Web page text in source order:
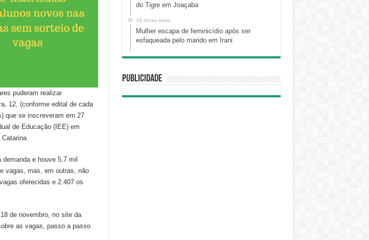
puderam realizar
12, (conforme edital de cada
que se inscreveram em 27
de Educação (IEE) em
e houve 5,7 mil
vagas, mas, em outras, não
oferecidas e 2.407 os
de novembro, no site da
as vagas, passo a passo
do Tigre em Joaçaba
18 horas atrás
Mulher escapa de feminicídio após ser
esfaqueada pelo marido em Irani
Publicidade